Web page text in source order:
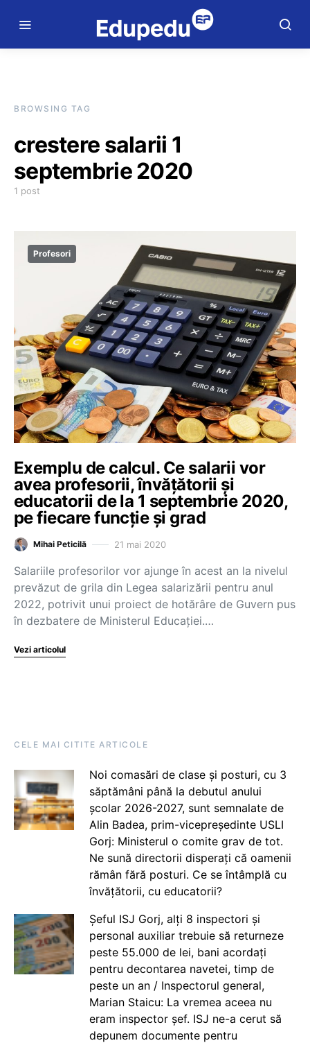
BROWSING TAG
crestere salarii 1
septembrie 2020
1 post
Profesori
Exemplu de calcul. Ce salarii vor
avea profesorii, învăţătorii şi
educatorii de la 1 septembrie 2020,
pe fiecare funcție și grad
Mihai Peticilă 21 mai 2020
Salariile profesorilor vor ajunge în acest an la nivelul
prevăzut de grila din Legea salarizării pentru anul
2022, potrivit unui proiect de hotărâre de Guvern pus
în dezbatere de Ministerul Educației.…
Vezi articolul
CELE MAI CITITE ARTICOLE
Noi comasări de clase și posturi, cu 3
săptămâni până la debutul anului
școlar 2026-2027, sunt semnalate de
Alin Badea, prim-vicepreședinte USLI
Gorj: Ministerul o comite grav de tot.
Ne sună directorii disperați că oamenii
rămân fără posturi. Ce se întâmplă cu
învățătorii, cu educatorii?
Șeful ISJ Gorj, alți 8 inspectori și
personal auxiliar trebuie să returneze
peste 55.000 de lei, bani acordați
pentru decontarea navetei, timp de
peste un an / Inspectorul general,
Marian Staicu: La vremea aceea nu
eram inspector șef. ISJ ne-a cerut să
depunem documente pentru